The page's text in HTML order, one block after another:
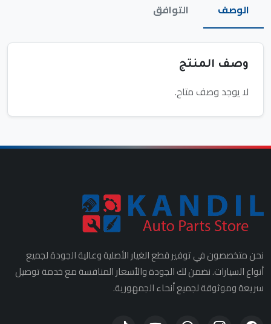
الوصف التوافق
وصف المنتج
لا يوجد وصف متاح.
نحن متخصصون في توفير قطع الغيار الأصلية وعالية الجودة لجميع
أنواع السيارات. نضمن لك الجودة والأسعار المنافسة مع خدمة توصيل
سريعة وموثوقة لجميع أنحاء الجمهورية.